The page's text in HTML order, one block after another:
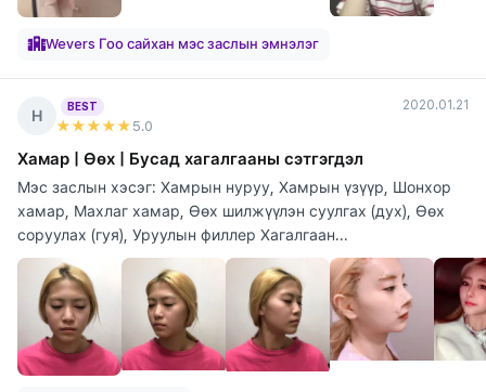
Wevers Гоо сайхан мэс заслын эмнэлэг
Н
BEST
★★★★★ 5.0
2020.01.21
Хамар | Өөх | Бусад хагалгааны сэтгэгдэл
Мэс заслын хэсэг: Хамрын нуруу, Хамрын үзүүр, Шонхор
хамар, Махлаг хамар, Өөх шилжүүлэн суулгах (дух), Өөх
соруулах (гуя), Уруулын филлер Хагалгаан...